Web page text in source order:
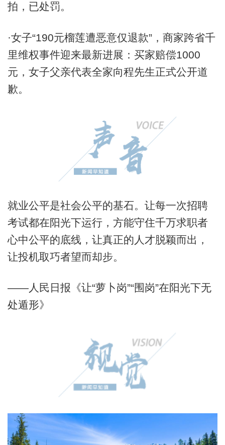
拍，已处罚。
·女子“190元榴莲遭恶意仅退款”，商家跨省千
里维权事件迎来最新进展：买家赔偿1000
元，女子父亲代表全家向程先生正式公开道
歉。
就业公平是社会公平的基石。让每一次招聘
考试都在阳光下运行，方能守住千万求职者
心中公平的底线，让真正的人才脱颖而出，
让投机取巧者望而却步。
——人民日报《让“萝卜岗”“围岗”在阳光下无
处遁形》